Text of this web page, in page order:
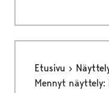
Etusivu
Mennyt näyttely: